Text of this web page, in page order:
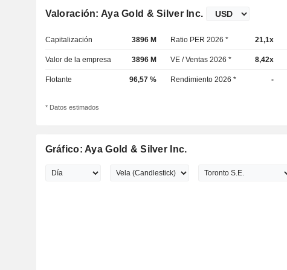
Valoración: Aya Gold & Silver Inc.
Capitalización 3896 M Ratio PER 2026 * 21,1x
Valor de la empresa 3896 M VE / Ventas 2026 * 8,42x
Flotante 96,57 % Rendimiento 2026 * -
* Datos estimados
Gráfico: Aya Gold & Silver Inc.